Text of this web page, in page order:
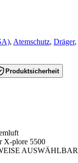
, Atemschutz, Dräger,
Produktsicherheit
X-plore 5500
AUSWÄHLBAR